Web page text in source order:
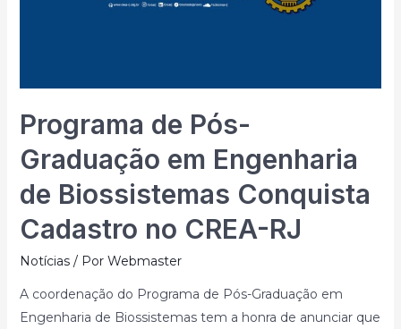
Programa de Pós-
Graduação em Engenharia
de Biossistemas Conquista
Cadastro no CREA-RJ
Notícias/ Por Webmaster
A coordenação do Programa de Pós-Graduação em
Engenharia de Biossistemas tem a honra de anunciar que